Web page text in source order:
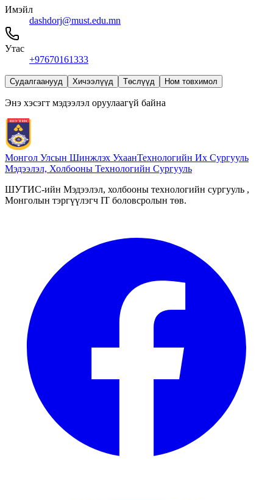
Имэйл
dashdorj@must.edu.mn
Утас
+97670161333
Судалгаанууд Хичээлүүд Төслүүд Ном товхимол
Энэ хэсэгт мэдээлэл оруулаагүй байна
Монгол Улсын Шинжлэх УхаанТехнологийн Их Сургууль
Мэдээлэл, Холбооны Технологийн Сургууль
ШУТИС-ийн Мэдээлэл, холбооны технологийн сургууль ,
Монголын тэргүүлэгч IT боловсролын төв.